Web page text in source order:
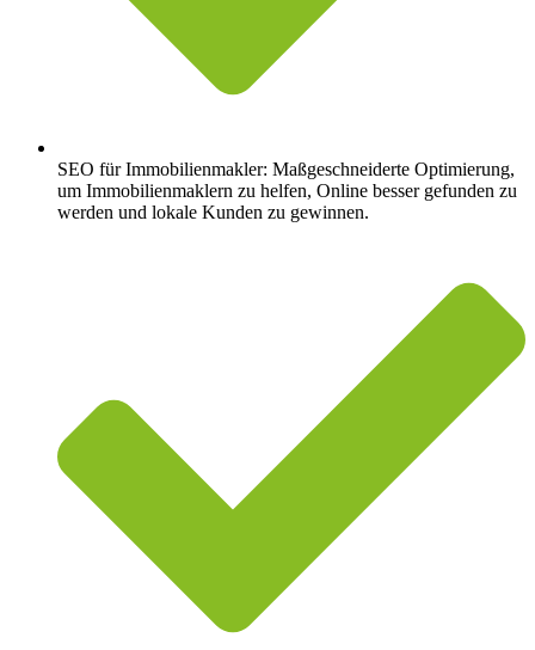
SEO für Immobilienmakler: Maßgeschneiderte Optimierung,
um Immobilienmaklern zu helfen, Online besser gefunden zu
werden und lokale Kunden zu gewinnen.